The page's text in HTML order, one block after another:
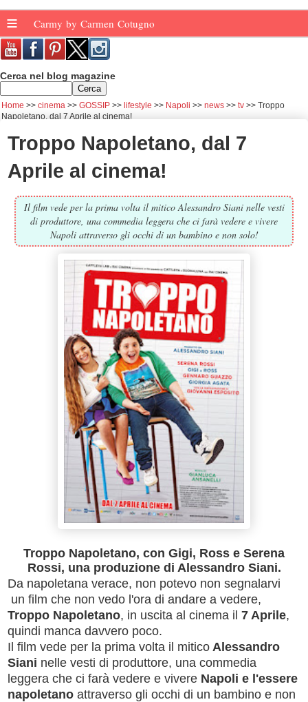
≡ Carmy by Carmen Cotugno
Cerca nel blog magazine
Home cinema GOSSIP lifestyle Napoli news tv
Troppo
Napoletano, dal 7 Aprile al cinema!
Troppo Napoletano, dal 7
Aprile al cinema!
Il film vede per la prima volta il mitico Alessandro Siani nelle vesti
di produttore, una commedia leggera che ci farà vedere e vivere
Napoli attraverso gli occhi di un bambino e non solo!
Troppo Napoletano, con Gigi, Ross e Serena
Rossi, una produzione di Alessandro Siani.
Da napoletana verace, non potevo non segnalarvi
un film che non vedo l'ora di andare a vedere,
Troppo Napoletano, in uscita al cinema il 7 Aprile,
quindi manca davvero poco.
Il film vede per la prima volta il mitico Alessandro
Siani nelle vesti di produttore, una commedia
leggera che ci farà vedere e vivere Napoli e l'essere
napoletano attraverso gli occhi di un bambino e non